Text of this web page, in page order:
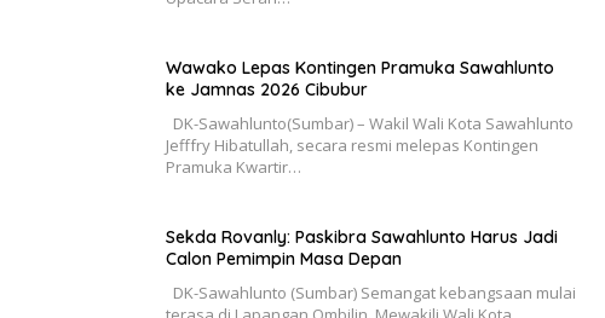
Wawako Lepas Kontingen Pramuka Sawahlunto
ke Jamnas 2026 Cibubur
DK-Sawahlunto(Sumbar) – Wakil Wali Kota Sawahlunto
Jefffry Hibatullah, secara resmi melepas Kontingen
Pramuka Kwartir…
Sekda Rovanly: Paskibra Sawahlunto Harus Jadi
Calon Pemimpin Masa Depan
DK-Sawahlunto (Sumbar) Semangat kebangsaan mulai